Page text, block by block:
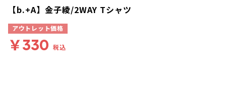
【b.+A】金子綾/2WAY Tシャツ
アウトレット価格
￥330 税込